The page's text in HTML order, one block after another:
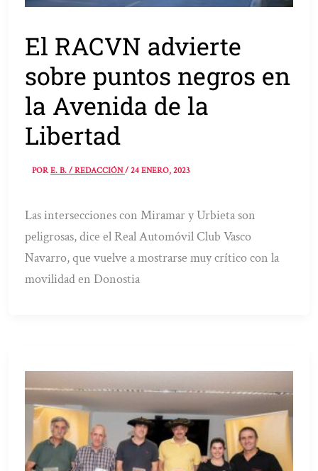
El RACVN advierte
sobre puntos negros en
la Avenida de la
Libertad
PORE. B. / REDACCIÓN/24 ENERO, 2023
Las intersecciones con Miramar y Urbieta son
peligrosas, dice el Real Automóvil Club Vasco
Navarro, que vuelve a mostrarse muy crítico con la
movilidad en Donostia